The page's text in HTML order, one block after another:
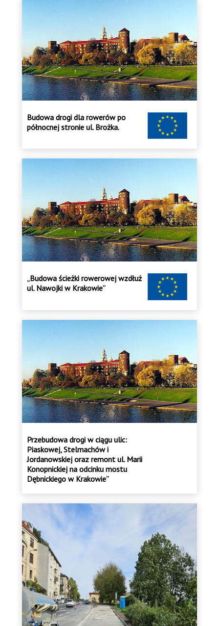
Budowa drogi dla rowerów po
północnej stronie ul. Brożka.
„Budowa ścieżki rowerowej wzdłuż
ul. Nawojki w Krakowie”
Przebudowa drogi w ciągu ulic:
Piaskowej, Stelmachów i
Jordanowskiej oraz remont ul. Marii
Konopnickiej na odcinku mostu
Dębnickiego w Krakowie”